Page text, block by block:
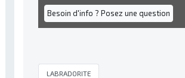
Besoin d'info ? Posez une question
LABRADORITE